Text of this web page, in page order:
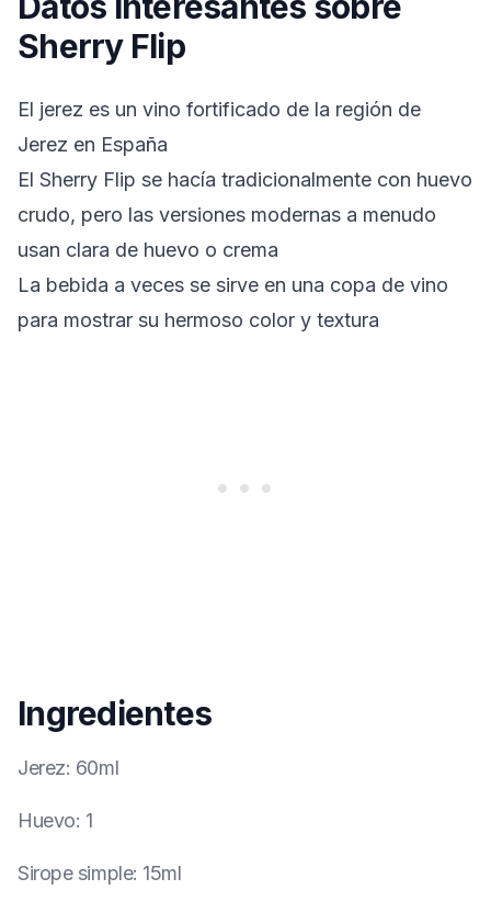
Sherry Flip
El jerez es un vino fortificado de la región de
Jerez en España
El Sherry Flip se hacía tradicionalmente con huevo
crudo, pero las versiones modernas a menudo
usan clara de huevo o crema
La bebida a veces se sirve en una copa de vino
para mostrar su hermoso color y textura
Ingredientes
Jerez: 60ml
Huevo: 1
Sirope simple: 15ml